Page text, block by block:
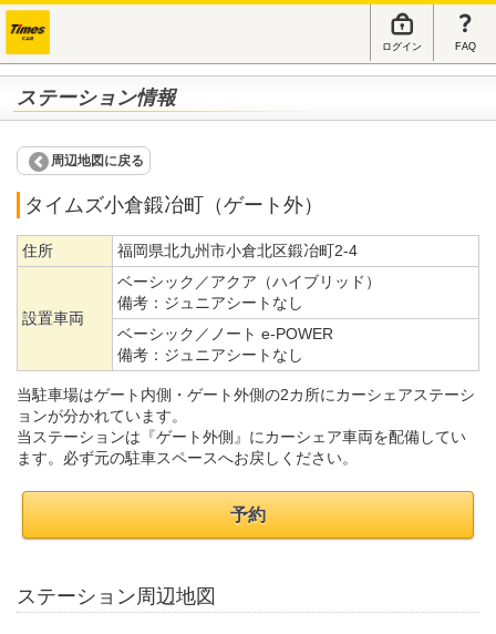
ログイン FAQ
ステーション情報
周辺地図に戻る
タイムズ小倉鍛冶町（ゲート外）
住所 福岡県北九州市小倉北区鍛冶町2-4
設置車両
ベーシック／アクア（ハイブリッド）
備考： ジュニアシートなし
ベーシック／ノート e-POWER
備考： ジュニアシートなし
当駐車場はゲート内側・ゲート外側の2カ所にカーシェアステーシ
ョンが分かれています。
当ステーションは『ゲート外側』にカーシェア車両を配備してい
ます。必ず元の駐車スペースへお戻しください。
予約
ステーション周辺地図